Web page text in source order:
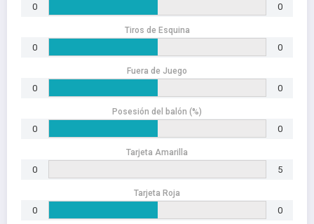
0 0
Tiros de Esquina
0 0
Fuera de Juego
0 0
Posesión del balón (%)
0 0
Tarjeta Amarilla
0 5
Tarjeta Roja
0 0